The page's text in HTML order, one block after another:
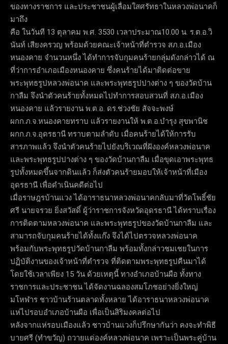
ของทางราชการ และประชาชนผู้เลื่อมใสศรัทธาในหลวงพ่อนาคก็
มาถึง
คือ ในวันที 13 ตุลาคม พ.ศ. 3530 เวลาประมาณ10.00 น. ร.ต.อ.วิ
นันท์ เสียงครวญ พร้อมด้วยคณะเจ้าหน้าที่ตำรวจ สภ.อ.เมือง
หนองคาย จำนวนหนึ่ง ได้ทำการจับกุมคนร้ายกลุ่มดังกล่าวได้ ณ
ที่ว่าการอำเภอเมืองหนองคาย ซึ่งคนร้ายได้มาติดต่อขาย
พระพุทธรูปหลวงพ่อนาค และพระพุทธรูปปางต่าง ๆ ของวัดบ้าน
กาลืม จึงนำตัวคนร้ายทั้งหมดไปทำการสอบสวนที่ สภ.อ.เมือง
หนองคาย แล้วรายงาน พ.ต.อ. ดร.ช่วงชัย สัจจะพงษ์
ผกก.ภ.จ.หนองคายทราบ แล้วรายงานให้ พ.ต.อ.บำรุง สุขพานิช
ผกก.ภ.จ.อุดรธานี ทราบตามลำดับ เมื่อคนร้ายได้ให้การรับ
สารภาพแล้ว จึงนำตัวคนร้ายไปยังบริเวณที่ฝังองค์หลวงพ่อนาค
และพระพุทธรูปปางต่าง ๆ ของวัดบ้านกาลืม เมื่อขุดเอาพระพุทธ
รูปทั้งหมดขึ้นจากดินแล้ว ก็ส่งตัวคนร้ายมอบให้เจ้าหน้าที่เมือง
อุดรธานี เพื่อดำเนินคดีต่อไป
เมื่อราษฎรบ้านแวง ได้อาราธนาหลวงพ่อนาคกลับมาที่วัดโพธิ์ชัย
ศรี นายจรวย ยิ่งสวัสดิ์ ผู้ว่าราชการจังหวัดอุดรธานี ได้ทราบเรื่อง
การติดตามหลวงพ่อนาค และพระพุทธรูปของวัดบ้านกาลืม และ
สามารถจับกุมคนร้ายได้ทั้งแก๊ง จึงได้ไปตรวจหลวงพ่อนาค
พร้อมกับพระพุทธรูปวัดบ้านกาลืม พร้อมทั้งกล่าวชมเชยในการ
ปฏิบัติงานของเจ้าหน้าที่ตำรวจ ที่ติดตามพระพุทธรูปคืนมาได้
โดยใช้เวลาเพียง 15 วัน ด้วยเหตุนี้ ทางอำเภอบ้านผือ ทั้งทาง
ราชการและประชาชน ได้จัดงานฉลองสมโภชอย่างยิ่งใหญ่
มโหฬาร ชาวบ้านร้านตลาดทั้งหลาย ได้อาราธนาหลวงพ่อนาค
แห่ไปรอบอำเภอบ้านผือ เพื่อเป็นสิริมงคลต่อไป
หลังจากแห่รอบเมืองแล้ว ชาวบ้านแวงก็ปรึกษากันว่า คงจะทำพิธี
บายศรี (ทำขวัญ) ถวายแด่องค์หลวงพ่อนาค เพราะเป็นพระคู่บ้าน